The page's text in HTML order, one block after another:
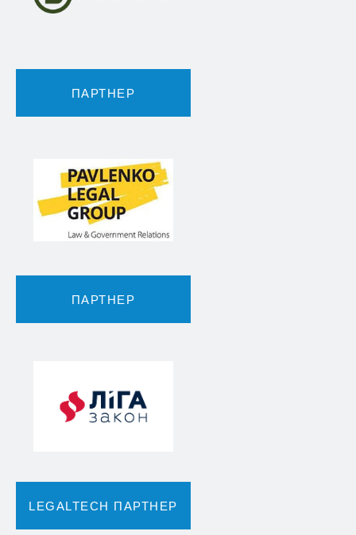
ПАРТНЕР
ПАРТНЕР
LEGALTECH ПАРТНЕР